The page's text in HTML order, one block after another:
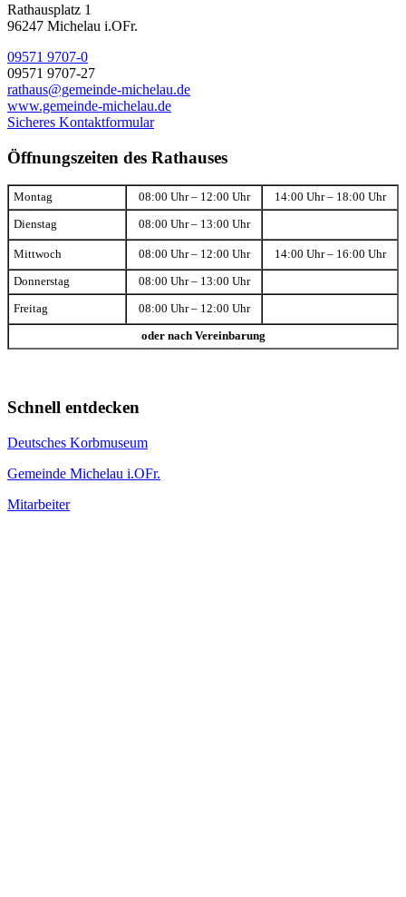
Rathausplatz 1
96247 Michelau i.OFr.
09571 9707-0
09571 9707-27
rathaus@gemeinde-michelau.de
www.gemeinde-michelau.de
Sicheres Kontaktformular
Öffnungszeiten des Rathauses
Montag 08:00 Uhr – 12:00 Uhr 14:00 Uhr – 18:00 Uhr
Dienstag 08:00 Uhr – 13:00 Uhr
Mittwoch 08:00 Uhr – 12:00 Uhr 14:00 Uhr – 16:00 Uhr
Donnerstag 08:00 Uhr – 13:00 Uhr
Freitag 08:00 Uhr – 12:00 Uhr
oder nach Vereinbarung
Schnell entdecken
Deutsches Korbmuseum
Gemeinde Michelau i.OFr.
Mitarbeiter